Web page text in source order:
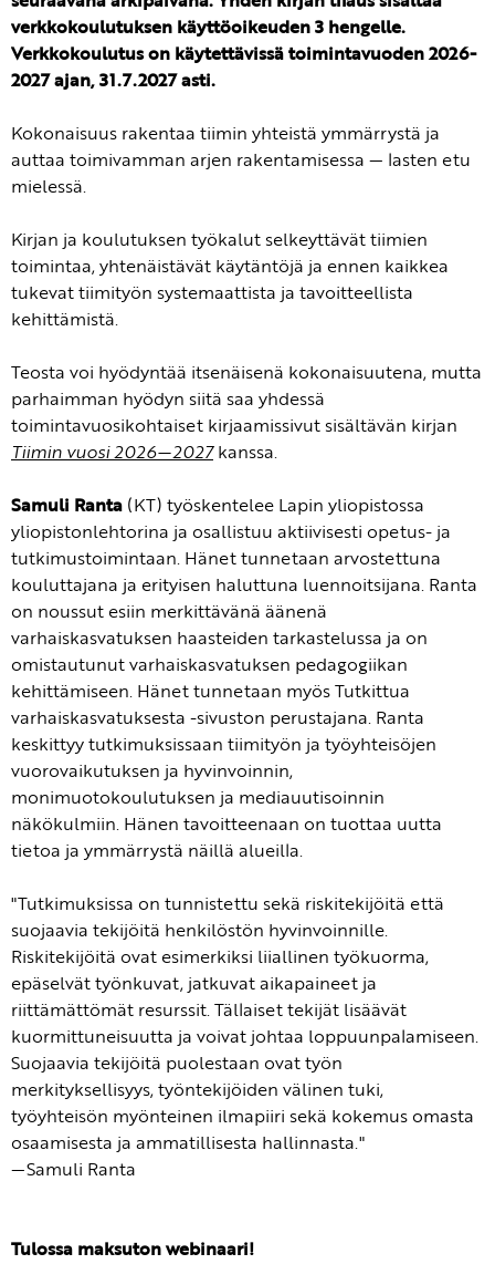
verkkokoulutuksen käyttöoikeuden 3 hengelle.
Verkkokoulutus on käytettävissä toimintavuoden 2026-
2027 ajan, 31.7.2027 asti.
Kokonaisuus rakentaa tiimin yhteistä ymmärrystä ja
auttaa toimivamman arjen rakentamisessa — lasten etu
mielessä.
Kirjan ja koulutuksen työkalut selkeyttävät tiimien
toimintaa, yhtenäistävät käytäntöjä ja ennen kaikkea
tukevat tiimityön systemaattista ja tavoitteellista
kehittämistä.
Teosta voi hyödyntää itsenäisenä kokonaisuutena, mutta
parhaimman hyödyn siitä saa yhdessä
toimintavuosikohtaiset kirjaamissivut sisältävän kirjan
Tiimin vuosi 2026—2027kanssa.
Samuli Ranta (KT) työskentelee Lapin yliopistossa
yliopistonlehtorina ja osallistuu aktiivisesti opetus- ja
tutkimustoimintaan. Hänet tunnetaan arvostettuna
kouluttajana ja erityisen haluttuna luennoitsijana. Ranta
on noussut esiin merkittävänä äänenä
varhaiskasvatuksen haasteiden tarkastelussa ja on
omistautunut varhaiskasvatuksen pedagogiikan
kehittämiseen. Hänet tunnetaan myös Tutkittua
varhaiskasvatuksesta -sivuston perustajana. Ranta
keskittyy tutkimuksissaan tiimityön ja työyhteisöjen
vuorovaikutuksen ja hyvinvoinnin,
monimuotokoulutuksen ja mediauutisoinnin
näkökulmiin. Hänen tavoitteenaan on tuottaa uutta
tietoa ja ymmärrystä näillä alueilla.
"Tutkimuksissa on tunnistettu sekä riskitekijöitä että
suojaavia tekijöitä henkilöstön hyvinvoinnille.
Riskitekijöitä ovat esimerkiksi liiallinen työkuorma,
epäselvät työnkuvat, jatkuvat aikapaineet ja
riittämättömät resurssit. Tällaiset tekijät lisäävät
kuormittuneisuutta ja voivat johtaa loppuunpalamiseen.
Suojaavia tekijöitä puolestaan ovat työn
merkityksellisyys, työntekijöiden välinen tuki,
työyhteisön myönteinen ilmapiiri sekä kokemus omasta
osaamisesta ja ammatillisesta hallinnasta."
—Samuli Ranta
Tulossa maksuton webinaari!